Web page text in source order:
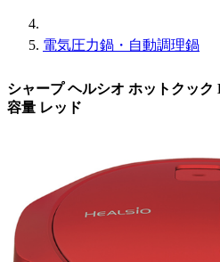
電気圧力鍋・自動調理鍋
シャープ ヘルシオ ホットクック
容量 レッド